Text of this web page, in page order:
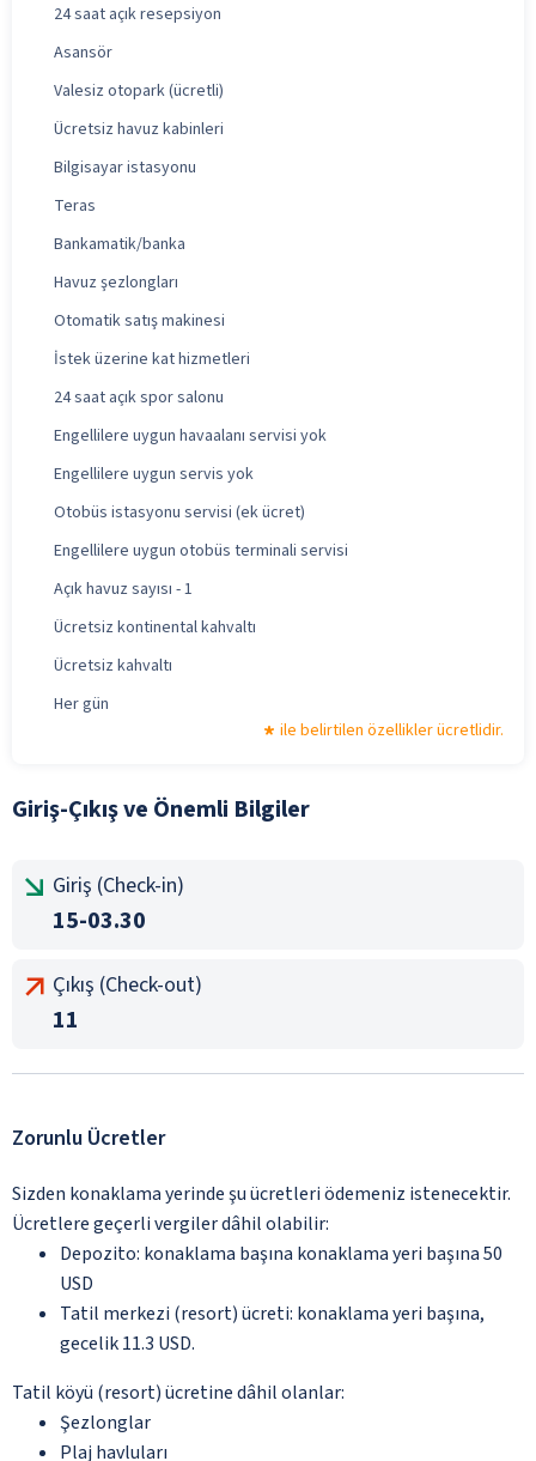
24 saat açık resepsiyon
Asansör
Valesiz otopark (ücretli)
Ücretsiz havuz kabinleri
Bilgisayar istasyonu
Teras
Bankamatik/banka
Havuz şezlongları
Otomatik satış makinesi
İstek üzerine kat hizmetleri
24 saat açık spor salonu
Engellilere uygun havaalanı servisi yok
Engellilere uygun servis yok
Otobüs istasyonu servisi (ek ücret)
Engellilere uygun otobüs terminali servisi
Açık havuz sayısı - 1
Ücretsiz kontinental kahvaltı
Ücretsiz kahvaltı
Her gün
ile belirtilen özellikler ücretlidir.
Giriş-Çıkış ve Önemli Bilgiler
Giriş (Check-in)
15-03.30
Çıkış (Check-out)
11
Zorunlu Ücretler
Sizden konaklama yerinde şu ücretleri ödemeniz istenecektir.
Ücretlere geçerli vergiler dâhil olabilir:
Depozito: konaklama başına konaklama yeri başına 50
USD
Tatil merkezi (resort) ücreti: konaklama yeri başına,
gecelik 11.3 USD.
Tatil köyü (resort) ücretine dâhil olanlar:
Şezlonglar
Plaj havluları